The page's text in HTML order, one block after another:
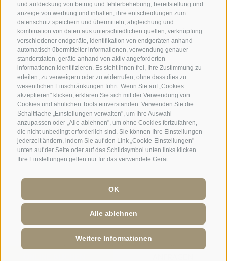
und aufdeckung von betrug und fehlerbehebung, bereitstellung und
anzeige von werbung und inhalten, ihre entscheidungen zum
datenschutz speichern und übermitteln, abgleichung und
kombination von daten aus unterschiedlichen quellen, verknüpfung
verschiedener endgeräte, identifikation von endgeräten anhand
automatisch übermittelter informationen, verwendung genauer
standortdaten, geräte anhand von aktiv angeforderten
informationen identifizieren. Es steht Ihnen frei, Ihre Zustimmung zu
erteilen, zu verweigern oder zu widerrufen, ohne dass dies zu
wesentlichen Einschränkungen führt. Wenn Sie auf „Cookies
akzeptieren" klicken, erklären Sie sich mit der Verwendung von
Cookies und ähnlichen Tools einverstanden. Verwenden Sie die
Schaltfläche „Einstellungen verwalten", um Ihre Auswahl
anzupassen oder „Alle ablehnen", um ohne Cookies fortzufahren,
die nicht unbedingt erforderlich sind. Sie können Ihre Einstellungen
jederzeit ändern, indem Sie auf den Link „Cookie-Einstellungen"
unten auf der Seite oder auf das Schildsymbol unten links klicken.
Ihre Einstellungen gelten nur für das verwendete Gerät.
OK
Alle ablehnen
Weitere Informationen
T +39 0461 583134
info@sporthotelpanorama.it
IT EN
Sitemap · Impressum · Cookie-Richtlinie · Privacy ·